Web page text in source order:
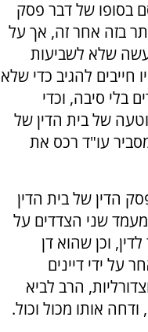
בסופו של דבר פסק
בזה אחר זה, אך על
שלא לשביעות
חייבים להגיב כדי שלא
בלי סיבה, וכדי
של בית הדין של
עו"ד רכס את
הדין של בית הדין
שני הצדדים על
וכן שהוא דן
על ידי דיינים
הרב לביא
אותו מכול וכול.